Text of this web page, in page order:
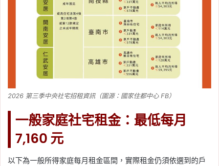
2026 第三季中央社宅招租資訊（圖源：國家住都中心 FB）
一般家庭社宅租金：最低每月
7,160 元
以下為一般所得家庭每月租金區間，實際租金仍須依選到的戶